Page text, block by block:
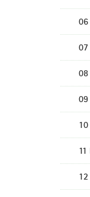
06
07
08
09